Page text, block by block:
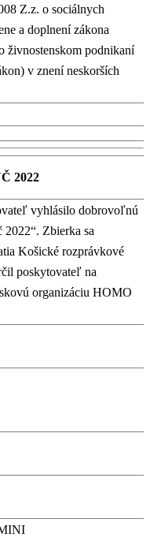
Z.z. o sociálnych
a doplnení zákona
živnostenskom podnikaní
v znení neskorších
2022
vyhlásilo dobrovoľnú
2022“. Zbierka sa
Košické rozprávkové
poskytovateľ na
organizáciu HOMO